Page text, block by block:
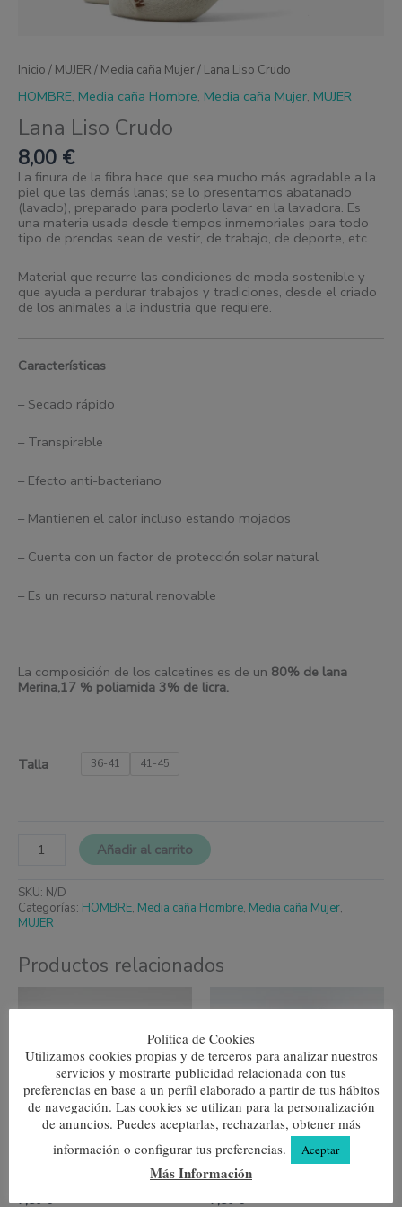
Inicio / MUJER / Media caña Mujer/ Lana Liso Crudo
HOMBRE, Media caña Hombre, Media caña Mujer, MUJER
Lana Liso Crudo
8,00 €
La finura de la fibra hace que sea mucho más agradable a la
piel que las demás lanas; se lo presentamos abatanado
(lavado), preparado para poderlo lavar en la lavadora. Es
una materia usada desde tiempos inmemoriales para todo
tipo de prendas sean de vestir, de trabajo, de deporte, etc.
Material que recurre las condiciones de moda sostenible y
que ayuda a perdurar trabajos y tradiciones, desde el criado
de los animales a la industria que requiere.
Características
– Secado rápido
– Transpirable
– Efecto anti-bacteriano
– Mantienen el calor incluso estando mojados
– Cuenta con un factor de protección solar natural
– Es un recurso natural renovable
La composición de los calcetines es de un 80% de lana
Merina,17 % poliamida 3% de licra.
Talla 36-41 41-45
Añadir al carrito
SKU: N/D
Categorías: HOMBRE, Media caña Hombre, Media caña Mujer,
MUJER
Productos relacionados
7,80€
producto
múltiples
variantes.
Las
opciones
se
pueden
elegir
en
la
página Llamas
7,80€
se
pueden
elegir
Política de Cookies
Utilizamos cookies propias y de terceros para analizar nuestros
servicios y mostrarte publicidad relacionada con tus
preferencias en base a un perfil elaborado a partir de tus hábitos
de navegación. Las cookies se utilizan para la personalización
de anuncios. Puedes aceptarlas, rechazarlas, obtener más
información o configurar tus preferencias.
Aceptar
Más Información